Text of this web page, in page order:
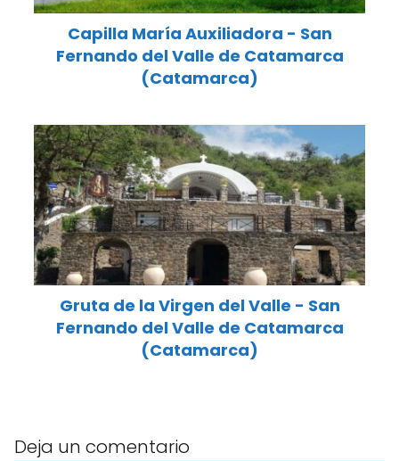
Capilla María Auxiliadora - San
Fernando del Valle de Catamarca
(Catamarca)
Gruta de la Virgen del Valle - San
Fernando del Valle de Catamarca
(Catamarca)
Deja un comentario